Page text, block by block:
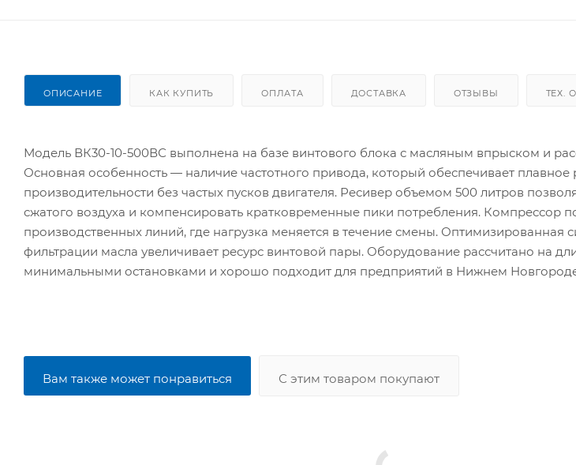
ОПИСАНИЕ КАК КУПИТЬ ОПЛАТА ДОСТАВКА ОТЗЫВЫ ТЕХ.
Модель ВК30-10-500ВС выполнена на базе винтового блока с масляным впрыском и
Основная особенность — наличие частотного привода, который обеспечивает плавное
производительности без частых пусков двигателя. Ресивер объемом 500 литров
сжатого воздуха и компенсировать кратковременные пики потребления. Компрессор
производственных линий, где нагрузка меняется в течение смены. Оптимизированная
фильтрации масла увеличивает ресурс винтовой пары. Оборудование рассчитано на
минимальными остановками и хорошо подходит для предприятий в Нижнем
Вам также может понравиться С этим товаром покупают